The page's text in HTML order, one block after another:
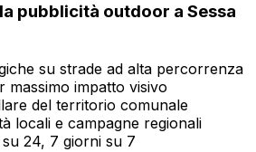
pubblicità outdoor a Sessa
su strade ad alta percorrenza
massimo impatto visivo
del territorio comunale
locali e campagne regionali
24, 7 giorni su 7